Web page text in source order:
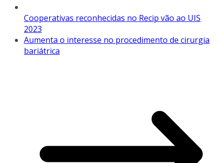
Cooperativas reconhecidas no Recip vão ao UIS
2023
Aumenta o interesse no procedimento de cirurgia
bariátrica